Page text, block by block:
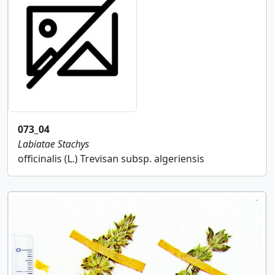
073_04
LabiataeStachys
officinalis (L.) Trevisan subsp. algeriensis